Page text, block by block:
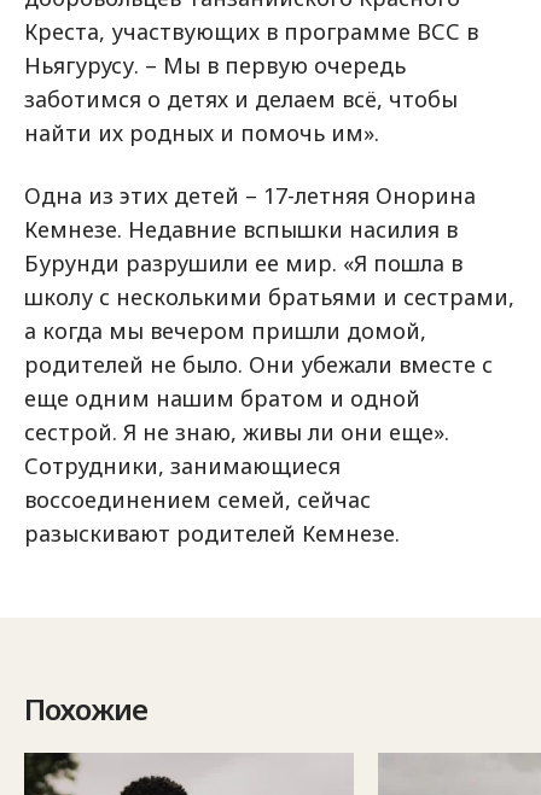
Креста, участвующих в программе ВСС в
Ньягурусу. – Мы в первую очередь
заботимся о детях и делаем всё, чтобы
найти их родных и помочь им».
Одна из этих детей – 17-летняя Онорина
Кемнезе. Недавние вспышки насилия в
Бурунди разрушили ее мир. «Я пошла в
школу с несколькими братьями и сестрами,
а когда мы вечером пришли домой,
родителей не было. Они убежали вместе с
еще одним нашим братом и одной
сестрой. Я не знаю, живы ли они еще».
Сотрудники, занимающиеся
воссоединением семей, сейчас
разыскивают родителей Кемнезе.
Похожие